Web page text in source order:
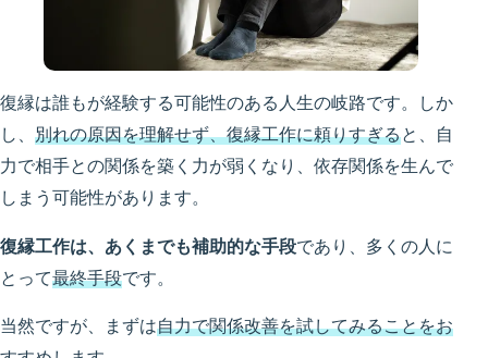
復縁は誰もが経験する可能性のある人生の岐路です。しか
し、 別れの原因を理解せず、復縁工作に頼りすぎると、自
力で相手との関係を築く力が弱くなり、依存関係を生んで
しまう可能性があります。
復縁工作は、あくまでも補助的な手段であり、多くの人に
とって最終手段です。
当然ですが、まずは自力で関係改善を試してみることをお